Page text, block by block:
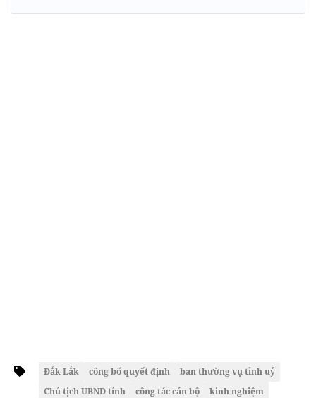
Đắk Lắk công bố quyết định
ban thường vụ tỉnh uỷ
Chủ tịch UBND tỉnh
công tác cán bộ
kinh nghiệm